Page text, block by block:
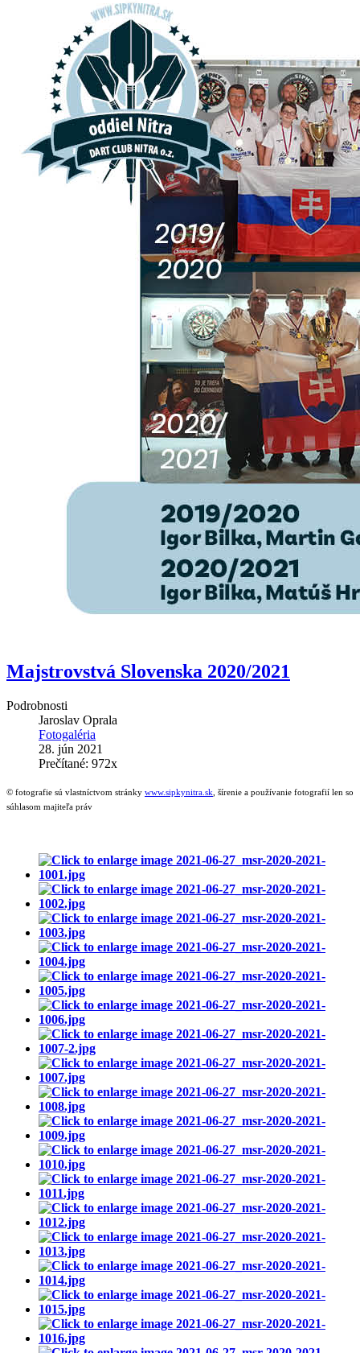
Majstrovstvá Slovenska 2020/2021
Podrobnosti
Jaroslav Oprala
Fotogaléria
28. jún 2021
Prečítané: 972x
© fotografie sú vlastníctvom stránky www.sipkynitra.sk , šírenie a používanie fotografií len so
súhlasom majiteľa práv